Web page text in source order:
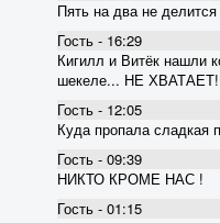
Пять на два не делится
Гость - 16:29
Кигилл и Витёк нашли
шекеле... НЕ
Гость - 12:05
Куда пропала сладкая
Гость - 09:39
НИКТО КРОМЕ НАС !
Гость - 01:15